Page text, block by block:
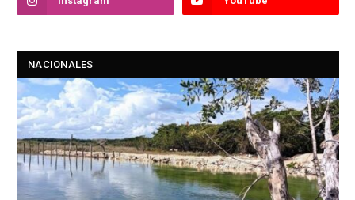
NACIONALES